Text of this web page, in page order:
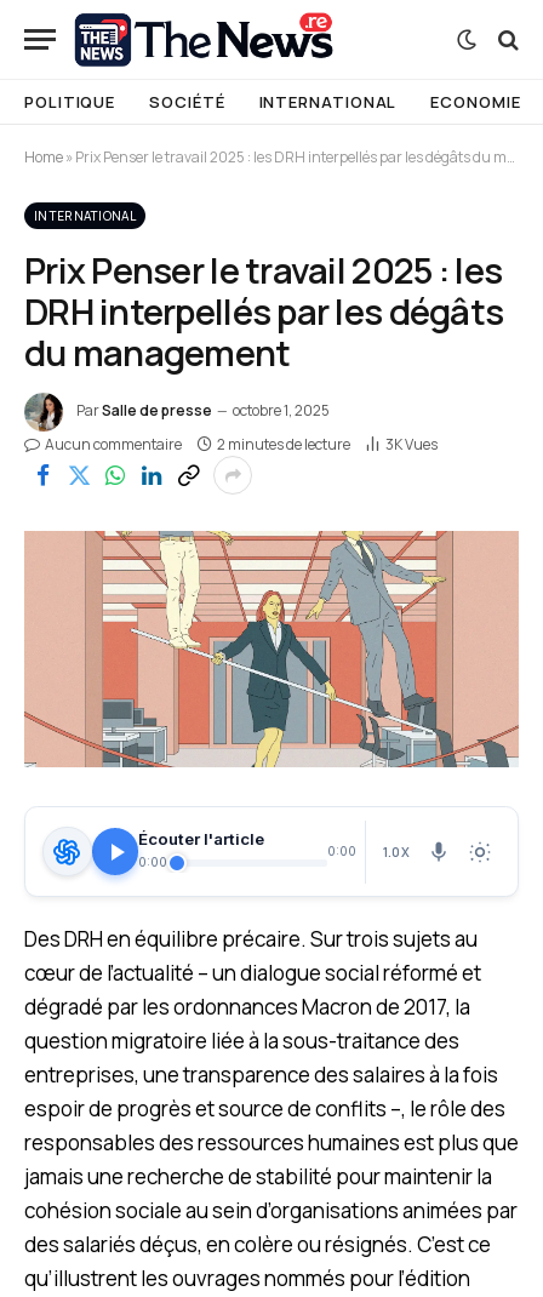
POLITIQUE SOCIÉTÉ INTERNATIONAL ECONOMIE
Home»Prix Penser le travail 2025 : les DRH interpellés par les dégâts du management
INTERNATIONAL
Prix Penser le travail 2025 : les
DRH interpellés par les dégâts
du management
ParSalle de presse
octobre 1, 2025
Aucun commentaire
2 minutes de lecture 3KVues
Écouter l'article
0:00
0:00 1.0X
Des DRH en équilibre précaire. Sur trois sujets au
cœur de l’actualité – un dialogue social réformé et
dégradé par les ordonnances Macron de 2017, la
question migratoire liée à la sous-traitance des
entreprises, une transparence des salaires à la fois
espoir de progrès et source de conflits –, le rôle des
responsables des ressources humaines est plus que
jamais une recherche de stabilité pour maintenir la
cohésion sociale au sein d’organisations animées par
des salariés déçus, en colère ou résignés. C’est ce
qu’illustrent les ouvrages nommés pour l’édition